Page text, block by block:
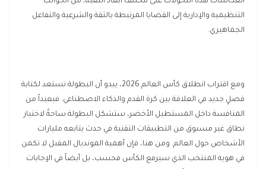
التنظيمية والإدارية إلى القضايا المرتبطة بالثقة والشرعية والتفاعل
الجماهيري.
ومع اقتراب انطلاق كأس العالم 2026، يبدو أن البطولة تستعد لكتابة
فصلٍ جديد في العلاقة بين كرة القدم والذكاء الاصطناعي. فبعيداً من
المنافسة داخل المستطيل الأخضر، ستشكل البطولة ساحةً لاختبار
نطاق غير مسبوق من التطبيقات التقنية في حدث يتابعه مليارات
الأشخاص حول العالم. ومن هنا، فإن أهمية المونديال المقبل لا تكمن
في هوية المنتخب الذي سيرفع الكأس فحسب، بل أيضاً في الإجابات